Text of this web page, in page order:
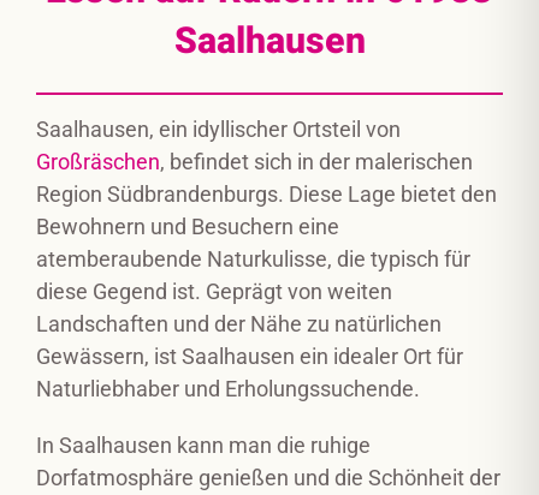
Saalhausen
Saalhausen, ein idyllischer Ortsteil von
Großräschen, befindet sich in der malerischen
Region Südbrandenburgs. Diese Lage bietet den
Bewohnern und Besuchern eine
atemberaubende Naturkulisse, die typisch für
diese Gegend ist. Geprägt von weiten
Landschaften und der Nähe zu natürlichen
Gewässern, ist Saalhausen ein idealer Ort für
Naturliebhaber und Erholungssuchende.
In Saalhausen kann man die ruhige
Dorfatmosphäre genießen und die Schönheit der